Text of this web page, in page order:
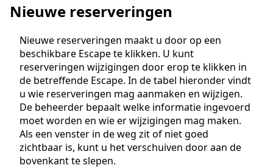
Nieuwe reserveringen
Nieuwe reserveringen maakt u door op een
beschikbare Escape te klikken. U kunt
reserveringen wijzigingen door erop te klikken in
de betreffende Escape. In de tabel hieronder vindt
u wie reserveringen mag aanmaken en wijzigen.
De beheerder bepaalt welke informatie ingevoerd
moet worden en wie er wijzigingen mag maken.
Als een venster in de weg zit of niet goed
zichtbaar is, kunt u het verschuiven door aan de
bovenkant te slepen.